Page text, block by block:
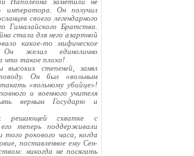
императора. Он получил
своего легендарного
Гималайского Братства.
стала для него азартной
какое-то мифическое
Он желал единолично
что такое плохо!
степеней, занял
Он был «вольным
«вольному убийце»!
и военного учителя
верным Государю и
схватке с
теперь поддерживали
рокового часа, когда
поставленное ему Сен-
никогда не посягать